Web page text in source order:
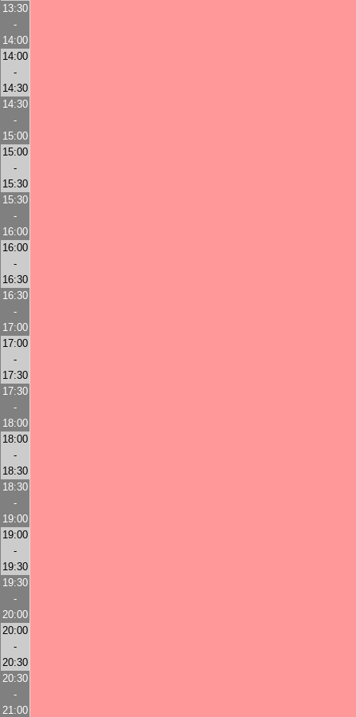
13:30
-
14:00
14:00
-
14:30
14:30
-
15:00
15:00
-
15:30
15:30
-
16:00
16:00
-
16:30
16:30
-
17:00
17:00
-
17:30
17:30
-
18:00
18:00
-
18:30
18:30
-
19:00
19:00
-
19:30
19:30
-
20:00
20:00
-
20:30
20:30
-
21:00